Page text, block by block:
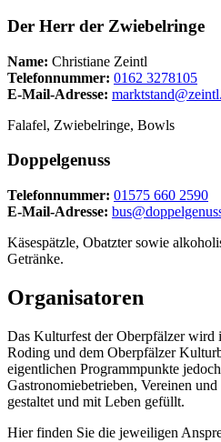
Der Herr der Zwiebelringe
Name: Christiane Zeintl
Telefonnummer: ‭0162 3278105‬
E-Mail-Adresse:
Falafel, Zwiebelringe, Bowls
Doppelgenuss
Telefonnummer: 01575 660 2590
E-Mail-Adresse:
Käsespätzle, Obatzter sowie
Getränke.
Organisatoren
Das Kulturfest der Oberpfälzer wird
Roding und dem Oberpfälzer
eigentlichen Programmpunkte
Gastronomiebetrieben, Vereinen
gestaltet und mit Leben gefüllt.
Hier finden Sie die jeweiligen